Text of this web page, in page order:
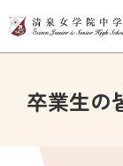
卒業生の